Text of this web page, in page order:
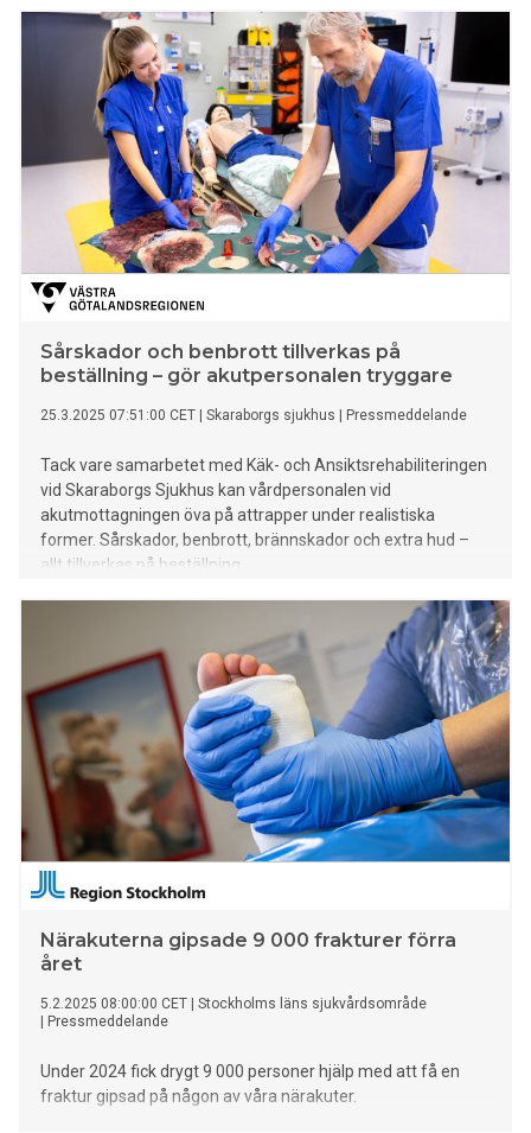
Sårskador och benbrott tillverkas på
beställning – gör akutpersonalen tryggare
25.3.2025 07:51:00 CET Skaraborgs sjukhus Pressmeddelande
Tack vare samarbetet med Käk- och Ansiktsrehabiliteringen
vid Skaraborgs Sjukhus kan vårdpersonalen vid
akutmottagningen öva på attrapper under realistiska
former. Sårskador, benbrott, brännskador och extra hud –
allt tillverkas på beställning.
Närakuterna gipsade 9 000 frakturer förra
året
5.2.2025 08:00:00 CET
Stockholms läns sjukvårdsområde
Pressmeddelande
Under 2024 fick drygt 9 000 personer hjälp med att få en
fraktur gipsad på någon av våra närakuter.